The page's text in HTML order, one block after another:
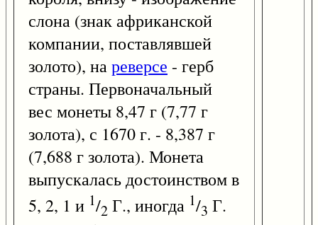
слона (знак африканской
компании, поставлявшей
золото), нареверсе - герб
страны. Первоначальный
вес монеты 8,47 г (7,77 г
золота), с 1670 г. - 8,387 г
(7,688 г золота). Монета
выпускалась достоинством в
5, 2, 1 и 1/2 Г., иногда 1/3 Г.